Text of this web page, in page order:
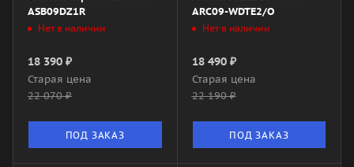
ASB09DZ1R
Нет в наличии
18 390 ₽
Старая цена
22 070₽
ПОД ЗАКАЗ
ARC09-WDTE2/O
Нет в наличии
18 490₽
Старая цена
22 190₽
ПОД ЗАКАЗ